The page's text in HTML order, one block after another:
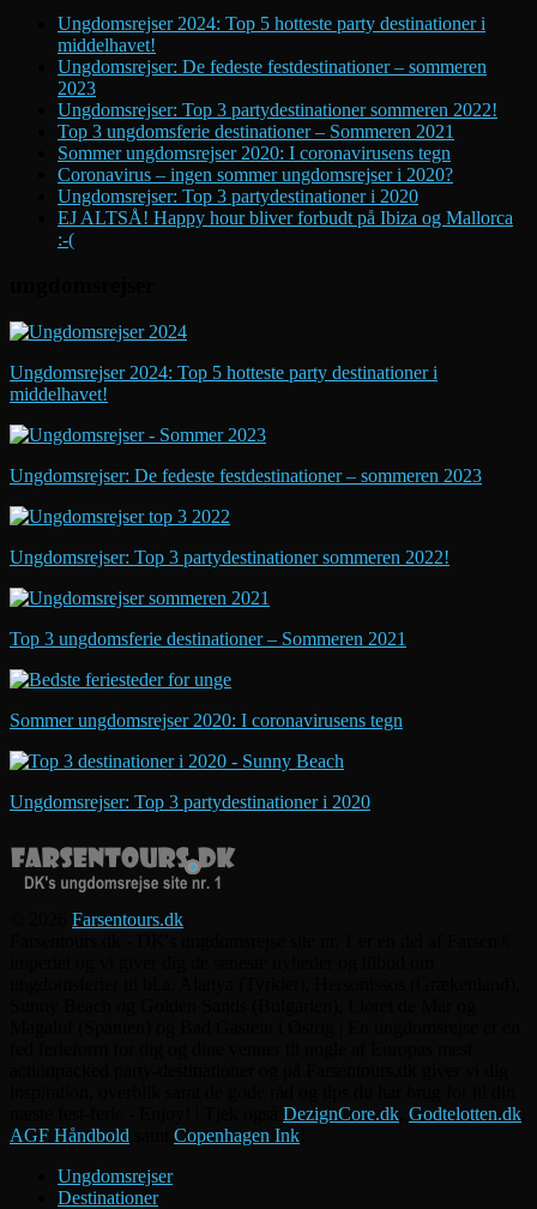
Ungdomsrejser 2024: Top 5 hotteste party destinationer i
middelhavet!
Ungdomsrejser: De fedeste festdestinationer – sommeren
2023
Ungdomsrejser: Top 3 partydestinationer sommeren 2022!
Top 3 ungdomsferie destinationer – Sommeren 2021
Sommer ungdomsrejser 2020: I coronavirusens tegn
Coronavirus – ingen sommer ungdomsrejser i 2020?
Ungdomsrejser: Top 3 partydestinationer i 2020
EJ ALTSÅ! Happy hour bliver forbudt på Ibiza og Mallorca
:-(
Ungdomsrejser 2024: Top 5 hotteste party destinationer i
middelhavet!
Ungdomsrejser: De fedeste festdestinationer – sommeren 2023
Ungdomsrejser: Top 3 partydestinationer sommeren 2022!
Top 3 ungdomsferie destinationer – Sommeren 2021
Sommer ungdomsrejser 2020: I coronavirusens tegn
Ungdomsrejser: Top 3 partydestinationer i 2020
Farsentours.dk
DezignCore.dk Godtelotten.dk
AGF Håndbold
Copenhagen Ink
Ungdomsrejser
Destinationer